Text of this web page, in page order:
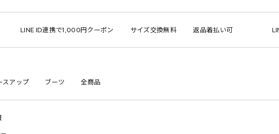
LINE ID連携で1,000円クーポン サイズ交換無料 返品着払い可 LINE
スアップ ブーツ 全商品